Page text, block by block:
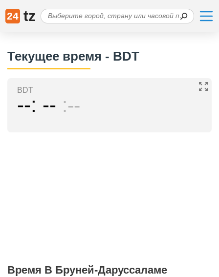
24 tz
Текущее время - BDT
BDT
-- -- --
Время В Бруней-Даруссаламе